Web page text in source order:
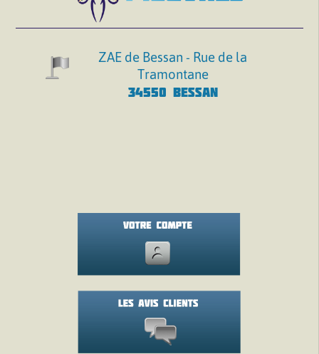
ZAE de Bessan - Rue de la
Tramontane
34550 BESSAN